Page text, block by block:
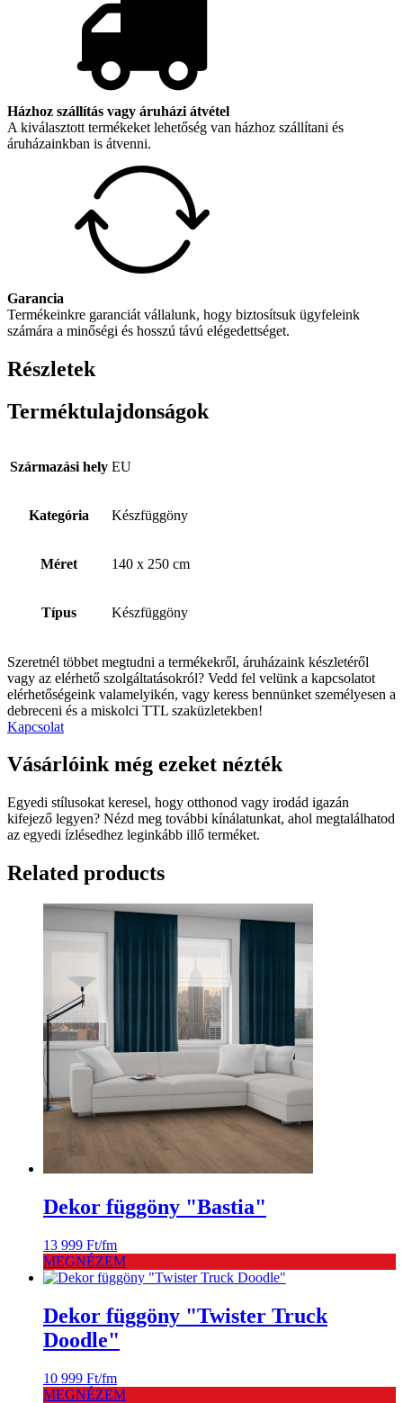
Házhoz szállítás vagy áruházi átvétel
A kiválasztott termékeket lehetőség van házhoz szállítani és
áruházainkban is átvenni.
Garancia
Termékeinkre garanciát vállalunk, hogy biztosítsuk ügyfeleink
számára a minőségi és hosszú távú elégedettséget.
Részletek
Terméktulajdonságok
Származási hely EU
Kategória Készfüggöny
Méret 140 x 250 cm
Típus Készfüggöny
Szeretnél többet megtudni a termékekről, áruházaink készletéről
vagy az elérhető szolgáltatásokról? Vedd fel velünk a kapcsolatot
elérhetőségeink valamelyikén, vagy keress bennünket személyesen a
debreceni és a miskolci TTL szaküzletekben!
Kapcsolat
Vásárlóink még ezeket nézték
Egyedi stílusokat keresel, hogy otthonod vagy irodád igazán
kifejező legyen? Nézd meg további kínálatunkat, ahol megtalálhatod
az egyedi ízlésedhez leginkább illő terméket.
Related products
Dekor függöny "Bastia"
13 999 Ft/fm
MEGNÉZEM
Dekor függöny "Twister Truck
Doodle"
10 999 Ft/fm
MEGNÉZEM